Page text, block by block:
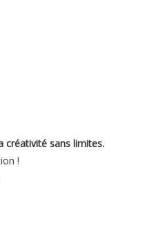
créativité sans limites.
!